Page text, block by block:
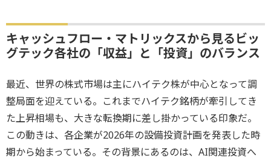
キャッシュフロー・マトリックスから見るビッ
グテック各社の「収益」と「投資」のバランス
最近、世界の株式市場は主にハイテク株が中心となって調
整局面を迎えている。これまでハイテク銘柄が牽引してき
た上昇相場も、大きな転換期に差し掛かっている印象だ。
この動きは、各企業が2026年の設備投資計画を発表した時
期から始まっている。その背景にあるのは、AI関連投資へ